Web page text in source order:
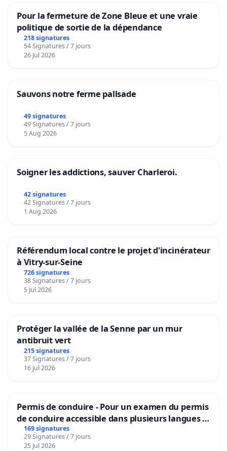
Pour la fermeture de Zone Bleue et une vraie
politique de sortie de la dépendance
218 signatures
54 Signatures / 7 jours
26 Jul 2026
Sauvons notre ferme pallsade
49 signatures
49 Signatures / 7 jours
5 Aug 2026
Soigner les addictions, sauver Charleroi.
42 signatures
42 Signatures / 7 jours
1 Aug 2026
Référendum local contre le projet d'incinérateur
à Vitry-sur-Seine
726 signatures
38 Signatures / 7 jours
5 Jul 2026
Protéger la vallée de la Senne par un mur
antibruit vert
215 signatures
37 Signatures / 7 jours
16 Jul 2026
Permis de conduire - Pour un examen du permis
de conduire accessible dans plusieurs langues à
Bruxelles
169 signatures
29 Signatures / 7 jours
25 Jul 2026